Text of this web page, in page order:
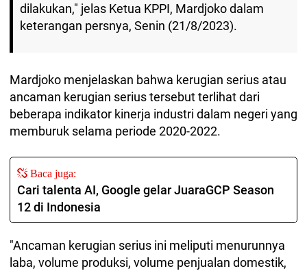
dilakukan," jelas Ketua KPPI, Mardjoko dalam
keterangan persnya, Senin (21/8/2023).
Mardjoko menjelaskan bahwa kerugian serius atau
ancaman kerugian serius tersebut terlihat dari
beberapa indikator kinerja industri dalam negeri yang
memburuk selama periode 2020-2022.
Baca juga:
Cari talenta AI, Google gelar JuaraGCP Season
12 di Indonesia
"Ancaman kerugian serius ini meliputi menurunnya
laba, volume produksi, volume penjualan domestik,